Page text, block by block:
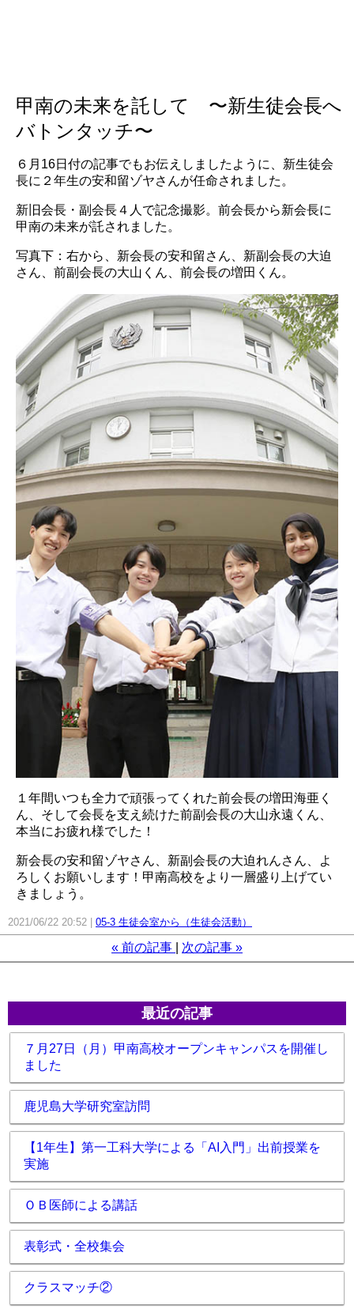
甲南の未来を託して 〜新生徒会長へ
バトンタッチ〜
６月16日付の記事でもお伝えしましたように、新生徒会
長に２年生の安和留ゾヤさんが任命されました。
新旧会長・副会長４人で記念撮影。前会長から新会長に
甲南の未来が託されました。
写真下：右から、新会長の安和留さん、新副会長の大迫
さん、前副会長の大山くん、前会長の増田くん。
１年間いつも全力で頑張ってくれた前会長の増田海亜く
ん、そして会長を支え続けた前副会長の大山永遠くん、
本当にお疲れ様でした！
新会長の安和留ゾヤさん、新副会長の大迫れんさん、よ
ろしくお願いします！甲南高校をより一層盛り上げてい
きましょう。
2021/06/22 20:52 05-3 生徒会室から（生徒会活動）
« 前の記事 次の記事 »
最近の記事
７月27日（月）甲南高校オープンキャンパスを開催し
ました
鹿児島大学研究室訪問
【1年生】第一工科大学による「AI入門」出前授業を
実施
ＯＢ医師による講話
表彰式・全校集会
クラスマッチ②